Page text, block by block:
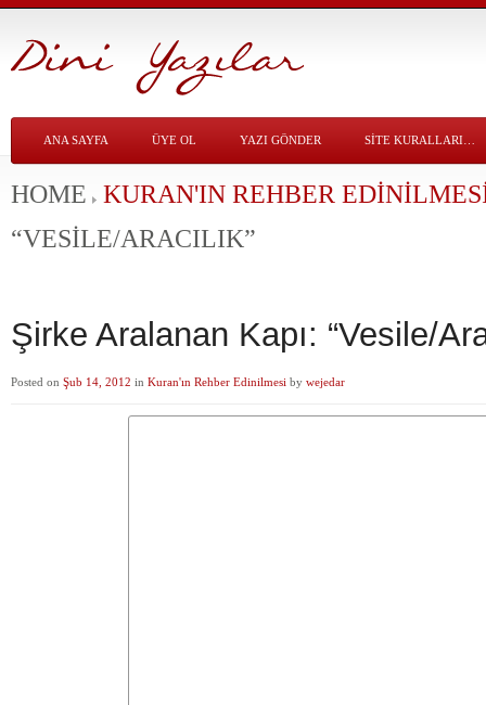
ANA SAYFA ÜYE OL YAZI GÖNDER SITE KURALLARI…
HOME KURAN'IN REHBER
“VESILE/ARACILIK”
Şirke Aralanan Kapı: “Vesile/
Posted on Şub 14, 2012 in Kuran'ın Rehber Edinilmesi by wejedar